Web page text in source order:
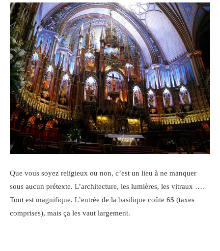
Que vous soyez religieux ou non, c’est un lieu à ne manquer
sous aucun prétexte. L’architecture, les lumières, les vitraux ….
Tout est magnifique. L’entrée de la basilique coûte 6$ (taxes
comprises), mais ça les vaut largement.